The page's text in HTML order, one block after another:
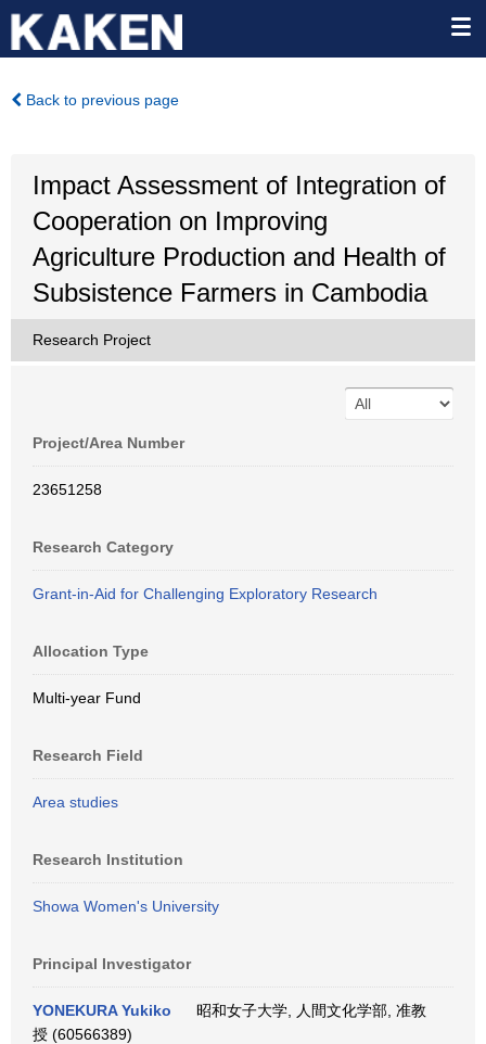
Back to previous page
Impact Assessment of Integration of
Cooperation on Improving
Agriculture Production and Health of
Subsistence Farmers in Cambodia
Research Project
Project/Area Number
23651258
Research Category
Grant-in-Aid for Challenging Exploratory Research
Allocation Type
Multi-year Fund
Research Field
Area studies
Research Institution
Showa Women's University
Principal Investigator
YONEKURA Yukiko
昭和女子大学, 人間文化学部, 准教
授 (60566389)